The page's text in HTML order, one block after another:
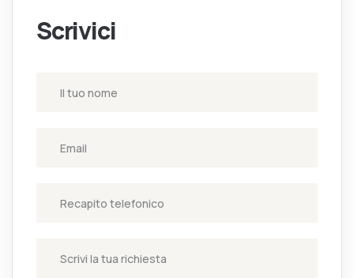
Scrivici